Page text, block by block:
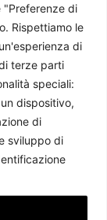
"Preferenze di
Rispettiamo le
di
terze parti
speciali:
dispositivo,
di
sviluppo di
del nuovo